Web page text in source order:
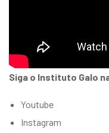
Siga o Instituto Galo
Youtube
Instagram